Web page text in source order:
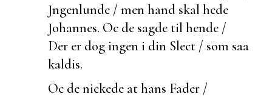
Jngenlunde / men hand skal hede
Johannes. Oc de sagde til hende /
Der er dog ingen i din Slect / som saa
kaldis.
Oc de nickede at hans Fader /